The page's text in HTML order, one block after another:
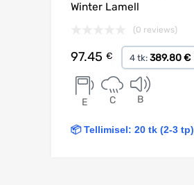
Winter Lamell
(0 reviews)
97.45 € 4 tk: 389.80 €
E C B
📦 Tellimisel: 20 tk (2-3 tp)